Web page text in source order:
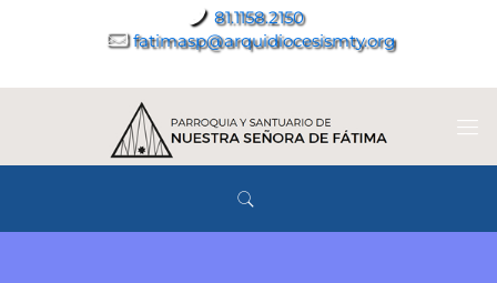
81.1158.2150
fatimasp@arquidiocesismty.org